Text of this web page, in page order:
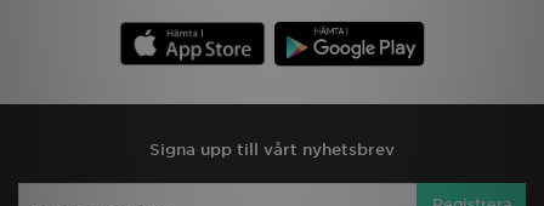
Signa upp till vårt nyhetsbrev